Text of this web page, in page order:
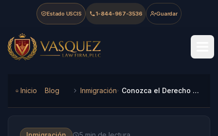
Skip to main content
Skip to navigation
Skip to footer
Estado USCIS 1-844-967-3536 Guardar
Vasquez Law Firm - Home
Inicio Blog Inmigración Conozca el Derecho Migratorio y Su Impacto en 2026